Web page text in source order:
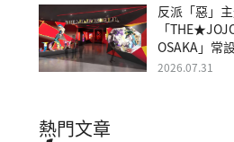
反派「惡」
「
OSAKA」常
季開幕
2026.07.31
熱門文章